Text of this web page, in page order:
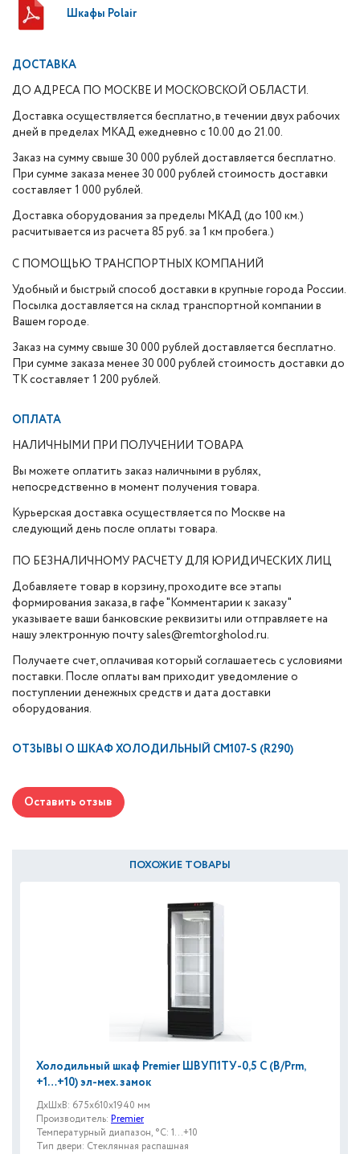
Шкафы Polair
ДОСТАВКА
ДО АДРЕСА ПО МОСКВЕ И МОСКОВСКОЙ ОБЛАСТИ.
Доставка осуществляется бесплатно, в течении двух рабочих
дней в пределах МКАД ежедневно с 10.00 до 21.00.
Заказ на сумму свыше 30 000 рублей доставляется бесплатно.
При сумме заказа менее 30 000 рублей стоимость доставки
составляет 1 000 рублей.
Доставка оборудования за пределы МКАД (до 100 км.)
расчитывается из расчета 85 руб. за 1 км пробега.)
С ПОМОЩЬЮ ТРАНСПОРТНЫХ КОМПАНИЙ
Удобный и быстрый способ доставки в крупные города России.
Посылка доставляется на склад транспортной компании в
Вашем городе.
Заказ на сумму свыше 30 000 рублей доставляется бесплатно.
При сумме заказа менее 30 000 рублей стоимость доставки до
ТК составляет 1 200 рублей.
ОПЛАТА
НАЛИЧНЫМИ ПРИ ПОЛУЧЕНИИ ТОВАРА
Вы можете оплатить заказ наличными в рублях,
непосредственно в момент получения товара.
Курьерская доставка осуществляется по Москве на
следующий день после оплаты товара.
ПО БЕЗНАЛИЧНОМУ РАСЧЕТУ ДЛЯ ЮРИДИЧЕСКИХ ЛИЦ
Добавляете товар в корзину, проходите все этапы
формирования заказа, в гафе "Комментарии к заказу"
указываете ваши банковские реквизиты или отправляете на
нашу электронную почту sales@remtorgholod.ru.
Получаете счет, оплачивая который соглашаетесь с условиями
поставки. После оплаты вам приходит уведомление о
поступлении денежных средств и дата доставки
оборудования.
ОТЗЫВЫ О ШКАФ ХОЛОДИЛЬНЫЙ CM107-S (R290)
Оставить отзыв
ПОХОЖИЕ ТОВАРЫ
Холодильный шкаф Premier ШВУП1ТУ-0,5 С (В/Prm,
+1…+10) эл-мех. замок
ДxШxВ: 675x610x1940 мм
Производитель: Premier
Температурный диапазон, °C: 1...+10
Тип двери: Стеклянная распашная